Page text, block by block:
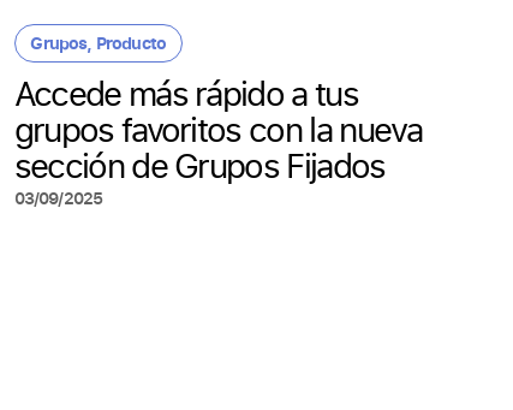
Grupos, Producto
Accede más rápido a tus
grupos favoritos con la nueva
sección de Grupos Fijados
03/09/2025